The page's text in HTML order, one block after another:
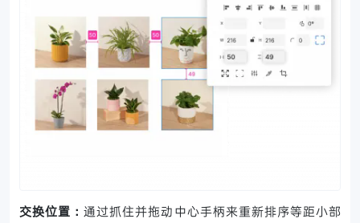
交换位置：通过抓住并拖动中心手柄来重新排序等距小部